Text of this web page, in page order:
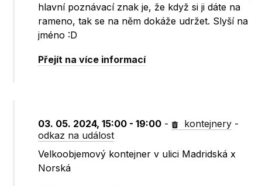
hlavní poznávací znak je, že když si ji dáte na
rameno, tak se na něm dokáže udržet. Slyší na
jméno :D
Přejít na více informací
03. 05. 2024, 15:00 - 19:00 - kontejnery -
odkaz na událost
Velkoobjemový kontejner v ulici Madridská x
Norská